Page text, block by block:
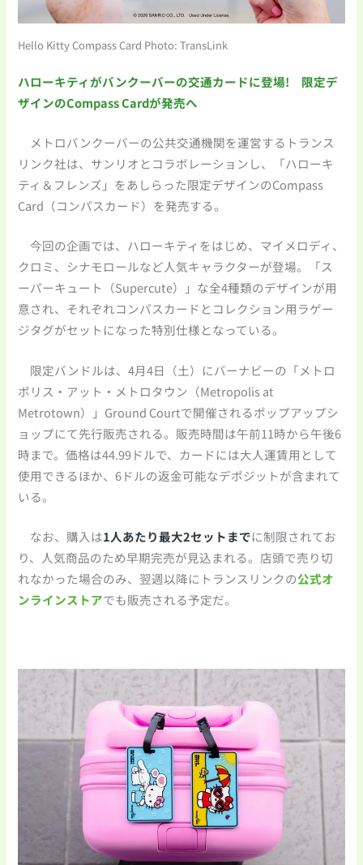
Hello Kitty Compass Card Photo: TransLink
ハローキティがバンクーバーの交通カードに登場! 限定デ
ザインのCompass Cardが発売へ
メトロバンクーバーの公共交通機関を運営するトランス
リンク社は、サンリオとコラボレーションし、「ハローキ
ティ＆フレンズ」をあしらった限定デザインのCompass
Card（コンパスカード）を発売する。
今回の企画では、ハローキティをはじめ、マイメロディ、
クロミ、シナモロールなど人気キャラクターが登場。「ス
ーパーキュート（Supercute）」な全4種類のデザインが用
意され、それぞれコンパスカードとコレクション用ラゲー
ジタグがセットになった特別仕様となっている。
限定バンドルは、4月4日（土）にバーナビーの「メトロ
ポリス・アット・メトロタウン（Metropolis at
Metrotown）」Ground Courtで開催されるポップアップシ
ョップにて先行販売される。販売時間は午前11時から午後6
時まで。価格は44.99ドルで、カードには大人運賃用として
使用できるほか、6ドルの返金可能なデポジットが含まれて
いる。
なお、購入は1人あたり最大2セットまでに制限されてお
り、人気商品のため早期完売が見込まれる。店頭で売り切
れなかった場合のみ、翌週以降にトランスリンクの公式オ
ンラインストアでも販売される予定だ。